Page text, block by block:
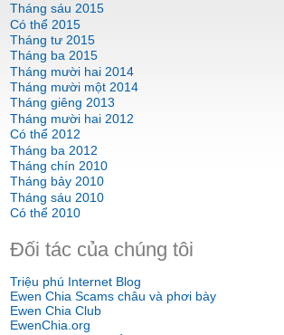
Tháng sáu 2015
Có thể 2015
Tháng tư 2015
Tháng ba 2015
Tháng mười hai 2014
Tháng mười một 2014
Tháng giêng 2013
Tháng mười hai 2012
Có thể 2012
Tháng ba 2012
Tháng chín 2010
Tháng bảy 2010
Tháng sáu 2010
Có thể 2010
Đối tác của chúng tôi
Triệu phú Internet Blog
Ewen Chia Scams châu và phơi bày
Ewen Chia Club
EwenChia.org